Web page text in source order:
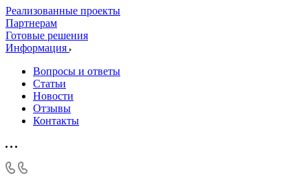
Реализованные проекты
Партнерам
Готовые решения
Информация
Вопросы и ответы
Статьи
Новости
Отзывы
Контакты